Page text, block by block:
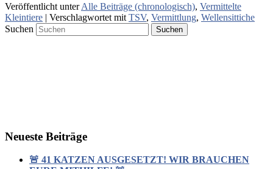
Veröffentlicht unter Alle Beiträge (chronologisch), Vermittelte
Kleintiere | Verschlagwortet mit TSV, Vermittlung, Wellensittiche
Suchen
Neueste Beiträge
🚨 41 KATZEN AUSGESETZT! WIR BRAUCHEN